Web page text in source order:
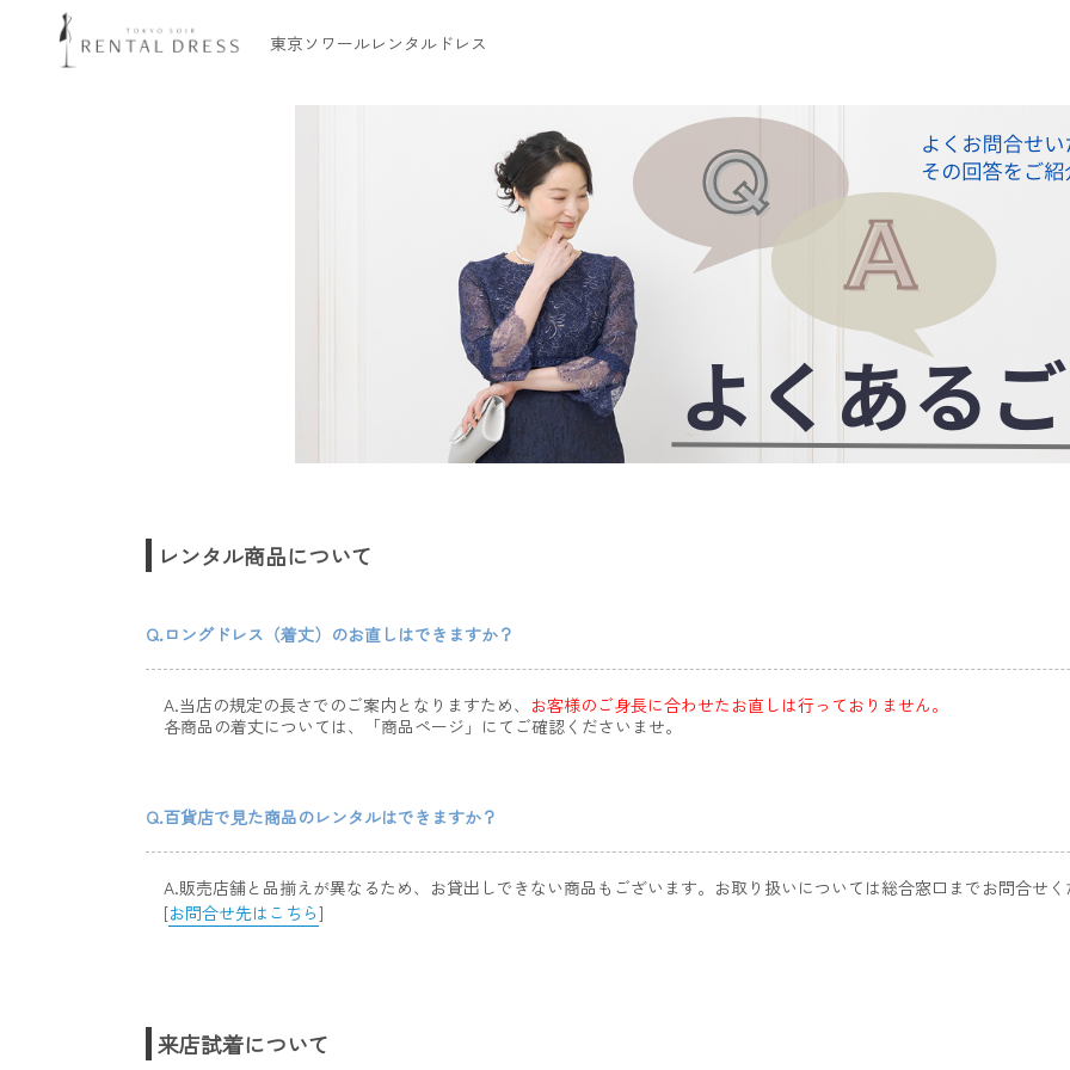
東京ソワールレンタルドレス
レンタル商品について
Q.ロングドレス（着丈）のお直しはできますか？
A.当店の規定の長さでのご案内となりますため、 お客様のご身長に合わせたお直しは行っておりません。
各商品の着丈については、「商品ページ」にてご確認くださいませ。
Q.百貨店で見た商品のレンタルはできますか？
A.販売店舗と品揃えが異なるため、お貸出しできない商品もございます。お取り扱いについては総合窓口までお問合せく
[お問合せ先はこちら]
来店試着について